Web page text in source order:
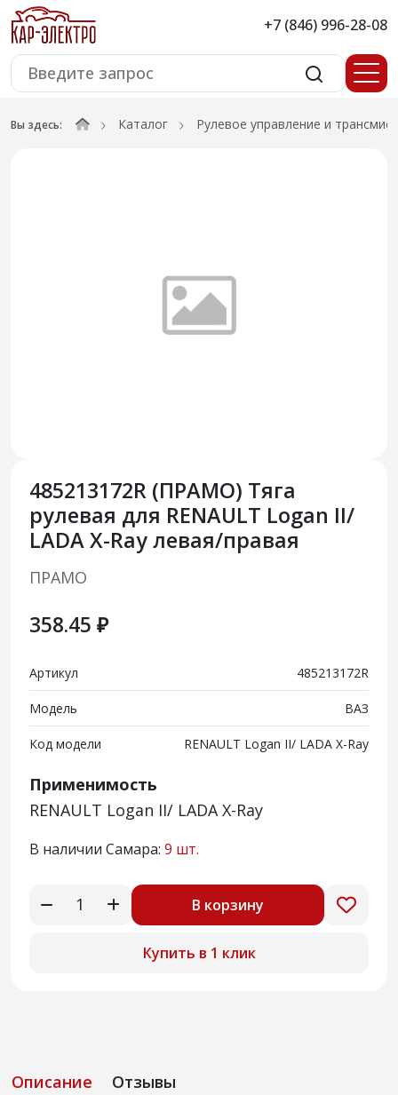
+7 (846) 996-28-08
Вы здесь: Каталог Рулевое управление и
485213172R (ПРАМО) Тяга
рулевая для RENAULT Logan II/
LADA Х-Ray левая/правая
ПРАМО
358.45 ₽
Артикул 485213172R
Модель ВАЗ
Код модели RENAULT Logan II/ LADA Х-Ray
Применимость
RENAULT Logan II/ LADA Х-Ray
В наличии Самара: 9 шт.
В корзину
Купить в 1 клик
Описание Отзывы